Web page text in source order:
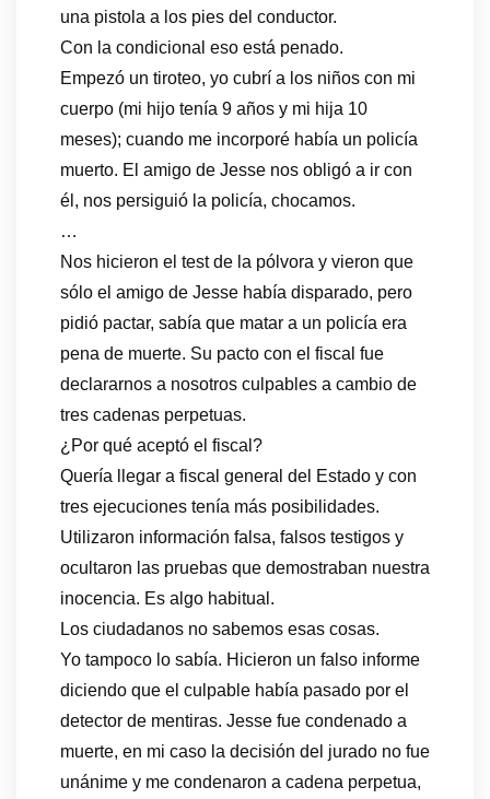
una pistola a los pies del conductor.
Con la condicional eso está penado.
Empezó un tiroteo, yo cubrí a los niños con mi
cuerpo (mi hijo tenía 9 años y mi hija 10
meses); cuando me incorporé había un policía
muerto. El amigo de Jesse nos obligó a ir con
él, nos persiguió la policía, chocamos.
…
Nos hicieron el test de la pólvora y vieron que
sólo el amigo de Jesse había disparado, pero
pidió pactar, sabía que matar a un policía era
pena de muerte. Su pacto con el fiscal fue
declararnos a nosotros culpables a cambio de
tres cadenas perpetuas.
¿Por qué aceptó el fiscal?
Quería llegar a fiscal general del Estado y con
tres ejecuciones tenía más posibilidades.
Utilizaron información falsa, falsos testigos y
ocultaron las pruebas que demostraban nuestra
inocencia. Es algo habitual.
Los ciudadanos no sabemos esas cosas.
Yo tampoco lo sabía. Hicieron un falso informe
diciendo que el culpable había pasado por el
detector de mentiras. Jesse fue condenado a
muerte, en mi caso la decisión del jurado no fue
unánime y me condenaron a cadena perpetua,